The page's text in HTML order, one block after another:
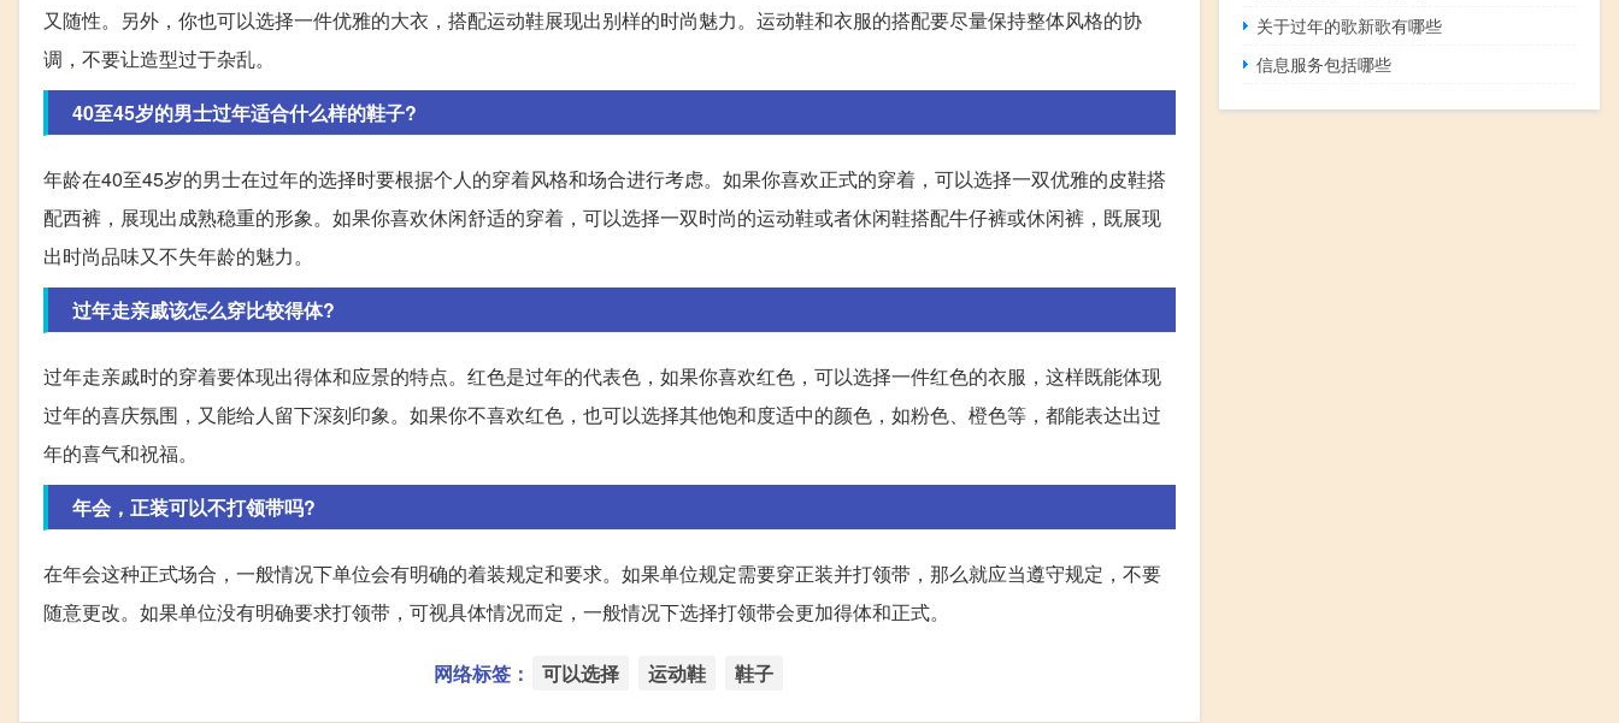
又随性。另外，你也可以选择一件优雅的大衣，搭配运动鞋展现出别样的时尚魅力。运动鞋和衣服的搭配要尽量保持整体风格的协
调，不要让造型过于杂乱。
40至45岁的男士过年适合什么样的鞋子?
年龄在40至45岁的男士在过年的选择时要根据个人的穿着风格和场合进行考虑。如果你喜欢正式的穿着，可以选择一双优雅的皮鞋搭
配西裤，展现出成熟稳重的形象。如果你喜欢休闲舒适的穿着，可以选择一双时尚的运动鞋或者休闲鞋搭配牛仔裤或休闲裤，既展现
出时尚品味又不失年龄的魅力。
过年走亲戚该怎么穿比较得体?
过年走亲戚时的穿着要体现出得体和应景的特点。红色是过年的代表色，如果你喜欢红色，可以选择一件红色的衣服，这样既能体现
过年的喜庆氛围，又能给人留下深刻印象。如果你不喜欢红色，也可以选择其他饱和度适中的颜色，如粉色、橙色等，都能表达出过
年的喜气和祝福。
年会，正装可以不打领带吗?
在年会这种正式场合，一般情况下单位会有明确的着装规定和要求。如果单位规定需要穿正装并打领带，那么就应当遵守规定，不要
随意更改。如果单位没有明确要求打领带，可视具体情况而定，一般情况下选择打领带会更加得体和正式。
网络标签： 可以选择 运动鞋 鞋子
关于过年的歌新歌有哪些
信息服务包括哪些